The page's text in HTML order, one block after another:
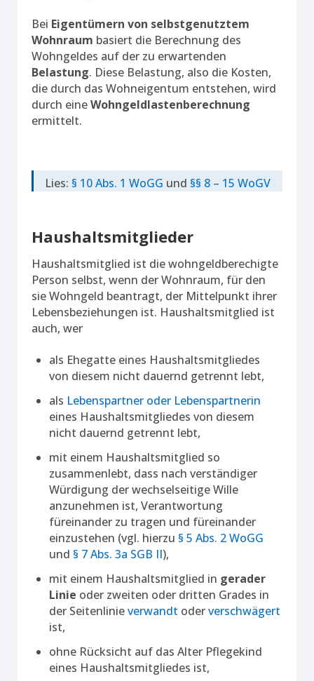
Bei Eigentümern von selbstgenutztem
Wohnraum basiert die Berechnung des
Wohngeldes auf der zu erwartenden
Belastung. Diese Belastung, also die Kosten,
die durch das Wohneigentum entstehen, wird
durch eineWohngeldlastenberechnung
ermittelt.
Lies: § 10 Abs. 1 WoGG und §§ 8 – 15 WoGV
Haushaltsmitglieder
Haushaltsmitglied ist die wohngeldberechigte
Person selbst, wenn der Wohnraum, für den
sie Wohngeld beantragt, der Mittelpunkt ihrer
Lebensbeziehungen ist. Haushaltsmitglied ist
auch, wer
als Ehegatte eines Haushaltsmitgliedes
von diesem nicht dauernd getrennt lebt,
als Lebenspartner oder Lebenspartnerin
eines Haushaltsmitgliedes von diesem
nicht dauernd getrennt lebt,
mit einem Haushaltsmitglied so
zusammenlebt, dass nach verständiger
Würdigung der wechselseitige Wille
anzunehmen ist, Verantwortung
füreinander zu tragen und füreinander
einzustehen (vgl. hierzu § 5 Abs. 2 WoGG
und § 7 Abs. 3a SGB II),
mit einem Haushaltsmitglied in gerader
Linie oder zweiten oder dritten Grades in
der Seitenlinieverwandt oderverschwägert
ist,
ohne Rücksicht auf das Alter Pflegekind
eines Haushaltsmitgliedes ist,